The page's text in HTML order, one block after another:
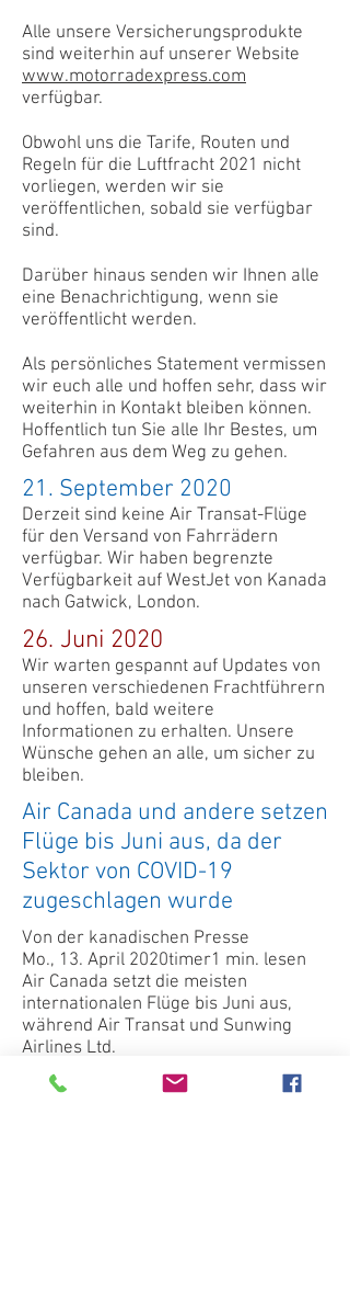
Alle unsere Versicherungsprodukte
sind weiterhin auf unserer Website
www.motorradexpress.com
verfügbar.
Obwohl uns die Tarife, Routen und
Regeln für die Luftfracht 2021 nicht
vorliegen, werden wir sie
veröffentlichen, sobald sie verfügbar
sind.
Darüber hinaus senden wir Ihnen alle
eine Benachrichtigung, wenn sie
veröffentlicht werden.
Als persönliches Statement vermissen
wir euch alle und hoffen sehr, dass wir
weiterhin in Kontakt bleiben können.
Hoffentlich tun Sie alle Ihr Bestes, um
Gefahren aus dem Weg zu gehen.
21. September 2020
Derzeit sind keine Air Transat-Flüge
für den Versand von Fahrrädern
verfügbar. Wir haben begrenzte
Verfügbarkeit auf WestJet von Kanada
nach Gatwick, London.
26. Juni 2020
Wir warten gespannt auf Updates von
unseren verschiedenen Frachtführern
und hoffen, bald weitere
Informationen zu erhalten. Unsere
Wünsche gehen an alle, um sicher zu
bleiben.
Air Canada und andere setzen
Flüge bis Juni aus, da der
Sektor von COVID-19
zugeschlagen wurde
Von der kanadischen Presse
Mo., 13. April 2020timer1 min. lesen
Air Canada setzt die meisten
internationalen Flüge bis Juni aus,
während Air Transat und Sunwing
Airlines Ltd.
aufgrund der COVID-19-Pandemie alle
Reisen bis zum 31. Mai absagen.